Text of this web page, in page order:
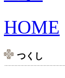
HOME
つくし